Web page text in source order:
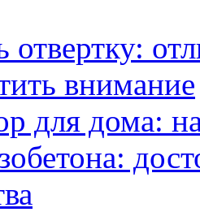
отвертку:
внимание
для дома: